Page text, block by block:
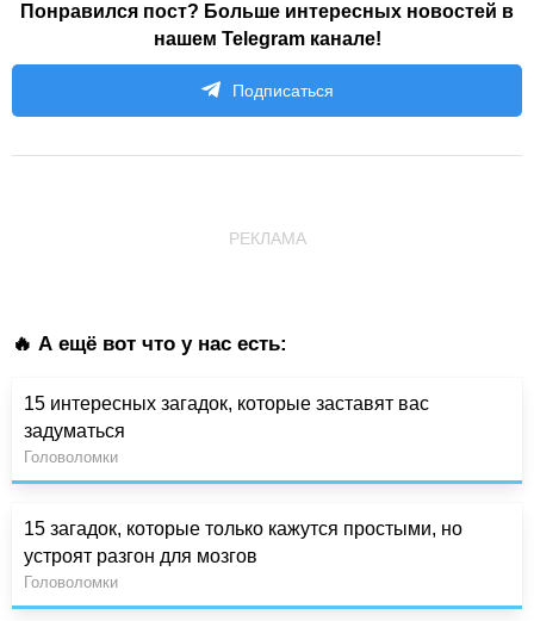
Понравился пост? Больше интересных новостей в
нашем Telegram канале!
Подписаться
РЕКЛАМА
🔥 А ещё вот что у нас есть:
15 интересных загадок, которые заставят вас
задуматься
Головоломки
15 загадок, которые только кажутся простыми, но
устроят разгон для мозгов
Головоломки